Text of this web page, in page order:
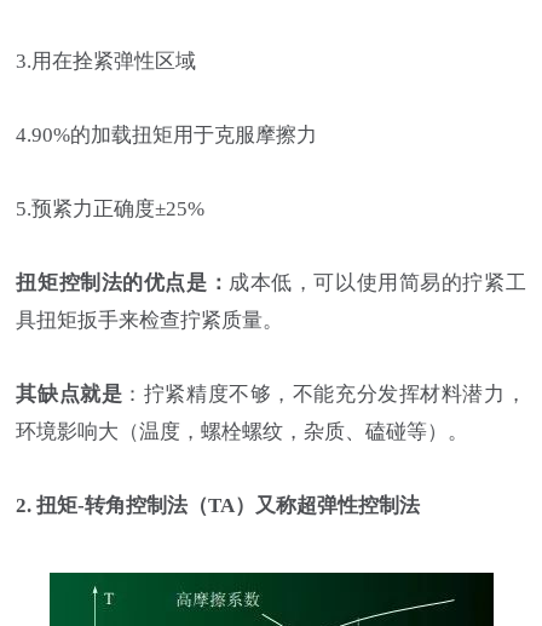
3.用在拴紧弹性区域
4.90%的加载扭矩用于克服摩擦力
5.预紧力正确度±25%
扭矩控制法的优点是： 成本低，可以使用简易的拧紧工
具扭矩扳手来检查拧紧质量。
其缺点就是 ：拧紧精度不够，不能充分发挥材料潜力，
环境影响大（温度，螺栓螺纹，杂质、磕碰等）。
2. 扭矩-转角控制法（TA）又称超弹性控制法